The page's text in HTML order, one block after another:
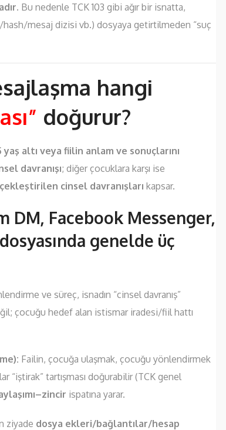
Bu nedenle TCK 103 gibi ağır bir isnatta,
mesaj dizisi vb.) dosyaya getirtilmeden “suç
hangi
doğurur?
yaş altı veya fiilin anlam ve sonuçlarını
davranışı; diğer çocuklara karşı ise
cinsel davranışları kapsar.
Facebook Messenger,
genelde üç
ve süreç, isnadın “cinsel davranış”
çocuğu hedef alan istismar iradesi/fiil hattı
Failin, çocuğa ulaşmak, çocuğu yönlendirmek
“iştirak” tartışması doğurabilir (TCK genel
ispatına yarar.
ziyade dosya ekleri/bağlantılar/hesap